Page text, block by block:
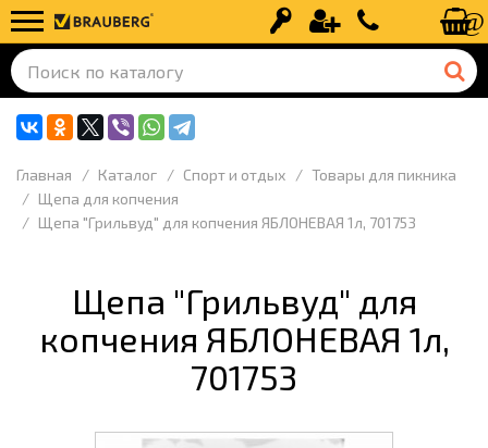
Вход Регистрация+7 (499) 110-
Главная Каталог Спорт и отдых
Товары для пикника
Щепа для копчения
Щепа "Грильвуд" для копчения ЯБЛОНЕВАЯ 1л, 701753
Щепа "Грильвуд" для
копчения ЯБЛОНЕВАЯ 1л,
701753